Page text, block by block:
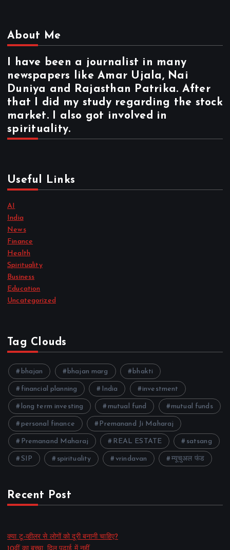
About Me
I have been a journalist in many
newspapers like Amar Ujala, Nai
Duniya and Rajasthan Patrika. After
that I did my study regarding the stock
market. I also got involved in
spirituality.
Useful Links
AI
India
News
Finance
Health
Spirituality
Business
Education
Uncategorized
Tag Clouds
bhajan bhajan marg bhakti
financial planning India investment
long term investing mutual fund mutual funds
personal finance Premanand Ji Maharaj
Premanand Maharaj REAL ESTATE satsang
SIP spirituality vrindavan म्यूचुअल फंड
Recent Post
क्या टू-व्हीलर से लोगों को दूरी बनानी चाहिए?